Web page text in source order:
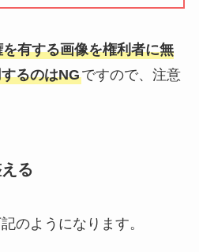
有する画像を権利者に無
るのはNGですので、注意
る
のようになります。